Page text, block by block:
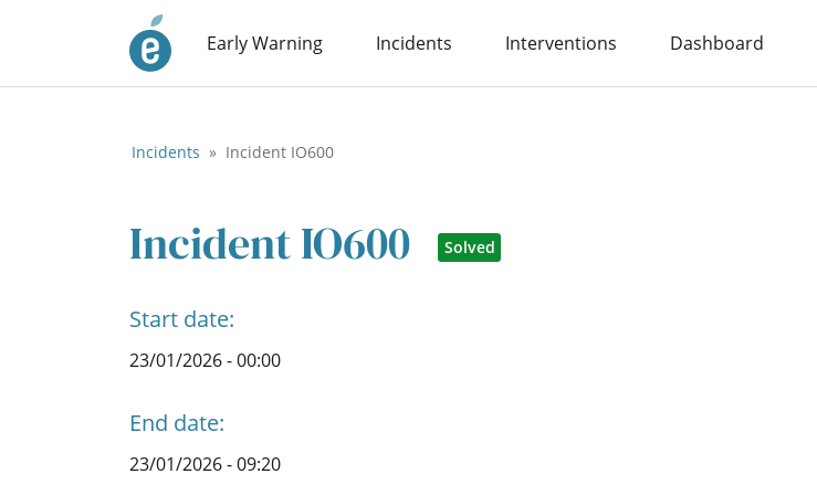
Early Warning Incidents Interventions Dashboard
Incidents Incident IO600
Incident IO600 Solved
Start date:
23/01/2026 - 00:00
End date:
23/01/2026 - 09:20